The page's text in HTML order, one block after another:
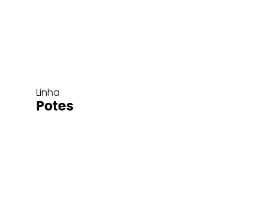
Linha
Potes